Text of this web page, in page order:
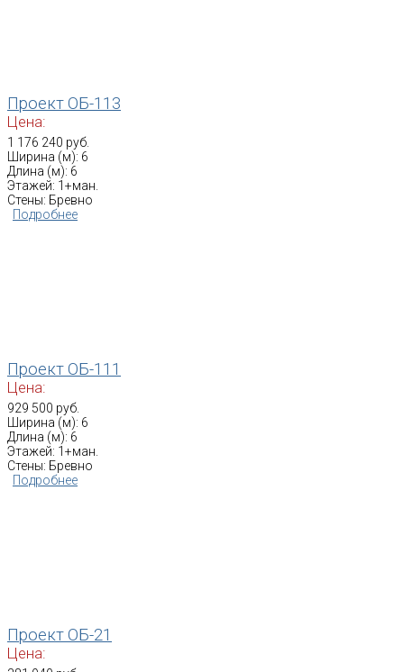
Проект ОБ-113
Цена:
1 176 240 руб.
Ширина (м): 6
Длина (м): 6
Этажей: 1+ман.
Стены: Бревно
Подробнее
Проект ОБ-111
Цена:
929 500 руб.
Ширина (м): 6
Длина (м): 6
Этажей: 1+ман.
Стены: Бревно
Подробнее
Проект ОБ-21
Цена: